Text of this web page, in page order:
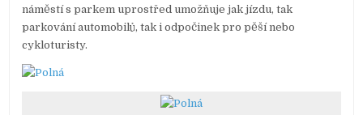
náměstí s parkem uprostřed umožňuje jak jízdu, tak
parkování automobilů, tak i odpočinek pro pěší nebo
cykloturisty.